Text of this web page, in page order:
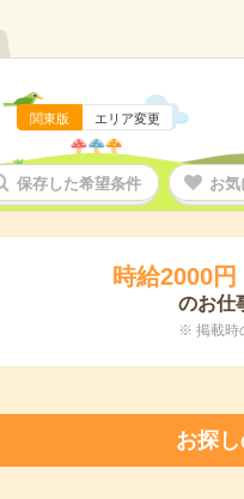
関東版 エリア変更
保存した希望条件 お
時給2000
のお仕
※ 掲載時
お探